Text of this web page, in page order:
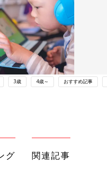
3歳 4歳～ おすすめ記事
グ 関連記事